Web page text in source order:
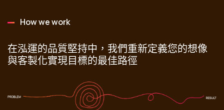
How we work
在泓運的品質堅持中，我們重新定義您的想像
與客製化實現目標的最佳路徑